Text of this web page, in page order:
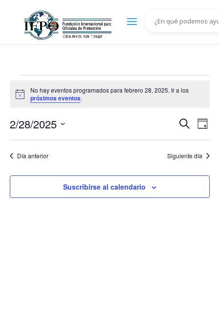
Eventos
en
28,
2025
Aviso
No hay eventos programados para febrero 28, 2025. Ir a los
próximos eventos.
de
y
vistas
Buscar
de
de
Día
2/28/2025
fecha.
Día anterior Siguiente día
Suscribirse al calendario